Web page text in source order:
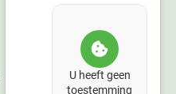
U heeft geen
toestemming